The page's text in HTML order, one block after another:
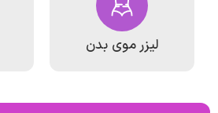
لیزر موی بدن